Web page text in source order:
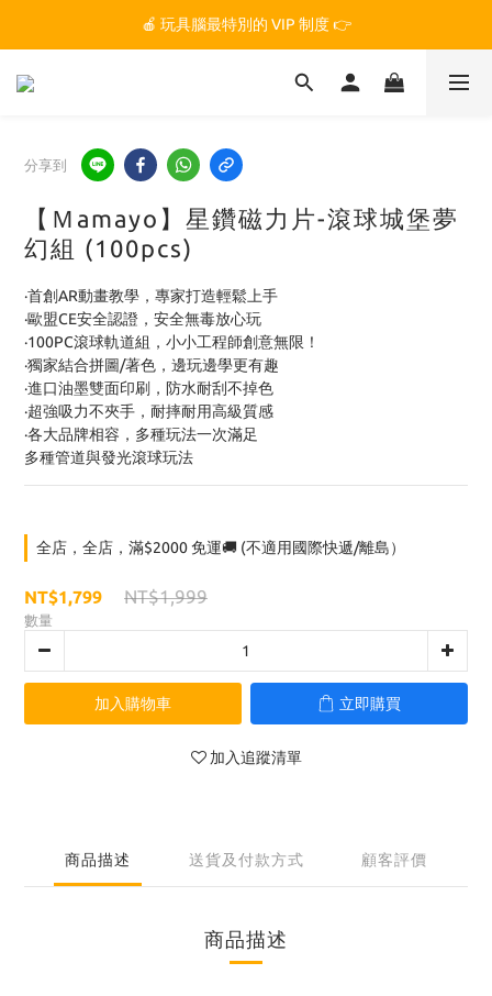
🏆 玩具腦是全台第一個獲得 STEM.org 教育平台
🍎 玩具腦最特別的 VIP 制度 👉
🏆 玩具腦是全台第一個獲得 STEM.org 教育平台
分享到
【Ｍamayo】星鑽磁力片-滾球城堡夢
幻組 (100pcs)
·首創AR動畫教學，專家打造輕鬆上手
·歐盟CE安全認證，安全無毒放心玩
·100PC滾球軌道組，小小工程師創意無限！
·獨家結合拼圖/著色，邊玩邊學更有趣
·進口油墨雙面印刷，防水耐刮不掉色
·超強吸力不夾手，耐摔耐用高級質感
·各大品牌相容，多種玩法一次滿足
多種管道與發光滾球玩法
全店，全店，滿$2000 免運🚚 (不適用國際快遞/離島）
NT$1,799 NT$1,999
數量
加入購物車 立即購買
加入追蹤清單
商品描述 送貨及付款方式 顧客評價
商品描述